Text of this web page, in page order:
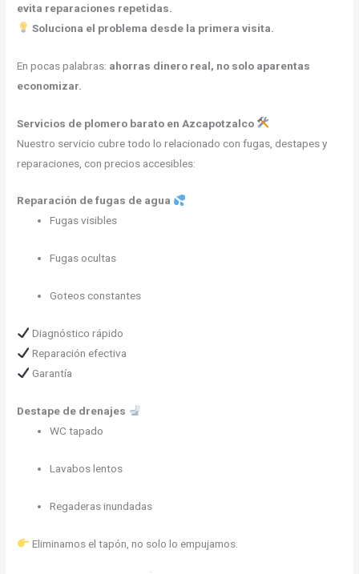
evita reparaciones repetidas.
Soluciona el problema desde la primera visita.
En pocas palabras: ahorras dinero real, no solo aparentas
economizar.
Servicios de plomero barato en Azcapotzalco
Nuestro servicio cubre todo lo relacionado con fugas, destapes y
reparaciones, con precios accesibles:
Reparación de fugas de agua
Fugas visibles
Fugas ocultas
Goteos constantes
Diagnóstico rápido
Reparación efectiva
Garantía
Destape de drenajes
WC tapado
Lavabos lentos
Regaderas inundadas
Eliminamos el tapón, no solo lo empujamos.